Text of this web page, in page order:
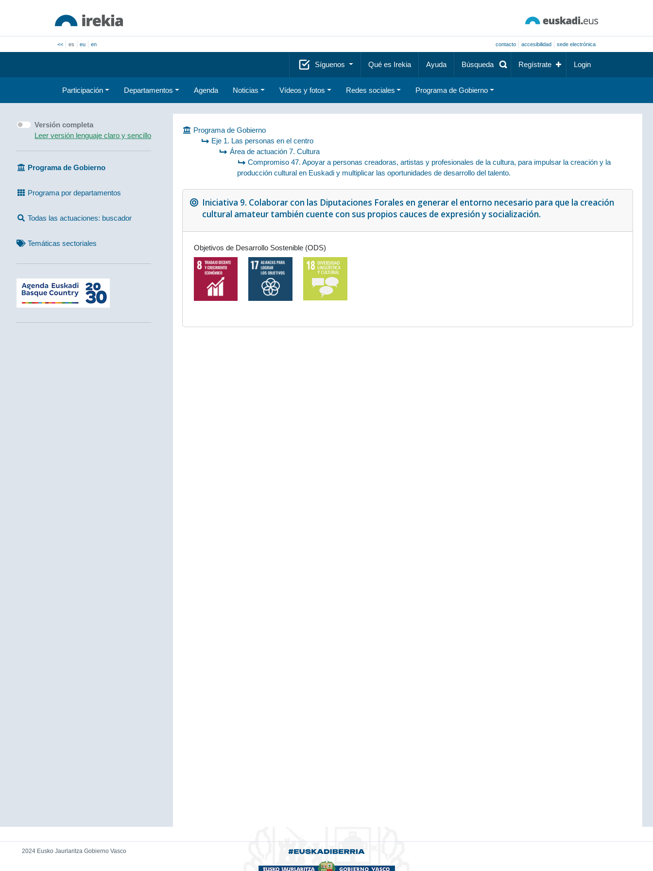
<< es eu en contacto accesibilidad sede electrónica
Síguenos Qué es Irekia Ayuda Búsqueda Regístrate Login
Participación Departamentos Agenda Noticias Vídeos y fotos Redes sociales Programa de Gobierno
Versión completa
Leer versión lenguaje claro y sencillo
Programa de Gobierno
Programa por departamentos
Todas las actuaciones: buscador
Temáticas sectoriales
Programa de Gobierno
Eje 1. Las personas en el centro
Área de actuación 7. Cultura
Compromiso 47. Apoyar a personas creadoras, artistas y profesionales de la cultura, para impulsar la creación y la
producción cultural en Euskadi y multiplicar las oportunidades de desarrollo del talento.
Iniciativa 9. Colaborar con las Diputaciones Forales en generar el entorno necesario para que la creación
cultural amateur también cuente con sus propios cauces de expresión y socialización.
Objetivos de Desarrollo Sostenible (ODS)
2024 Eusko Jaurlaritza Gobierno Vasco